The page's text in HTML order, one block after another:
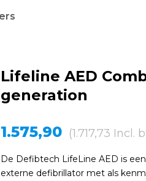
Lifeline AED
generation
1.575,90 (1.717,73 Incl.
De Defibtech LifeLine AED is
externe defibrillator met als